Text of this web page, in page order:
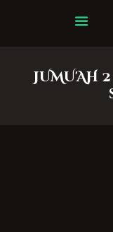
JUMU'AH